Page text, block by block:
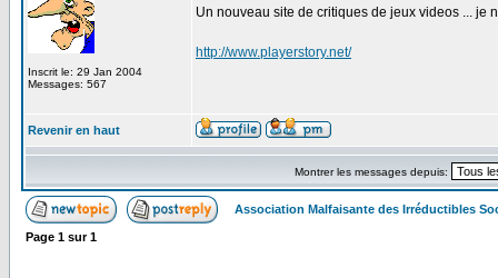
Inscrit le: 29 Jan 2004
Messages: 567
Un nouveau site de critiques de jeux videos ... je
http://www.playerstory.net/
Revenir en haut
Montrer les messages depuis:
Association Malfaisante des Irréductibles
Page 1 sur1